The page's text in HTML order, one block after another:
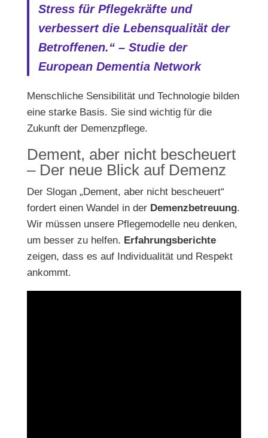
Stress für Pflegekräfte und
verbessert die Lebensqualität der
Betroffenen.“ – Studie der
European Dementia Network
Menschliche Sensibilität und Technologie bilden
eine starke Basis. Sie sind wichtig für die
Zukunft der Demenzpflege.
Dement, aber nicht bescheuert
– Der neue Blick auf Demenz
Der Slogan „Dement, aber nicht bescheuert“
fordert einen Wandel in der Demenzbetreuung.
Wir müssen unsere Pflegemodelle neu denken,
um besser zu helfen. Erfahrungsberichte
zeigen, dass es auf Individualität und Respekt
ankommt.